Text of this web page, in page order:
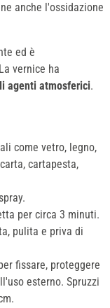
anche l'ossidazione
ed è
vernice ha
agenti atmosferici.
come vetro, legno,
cartapesta,
per circa 3 minuti.
pulita e priva di
fissare, proteggere
esterno. Spruzzi